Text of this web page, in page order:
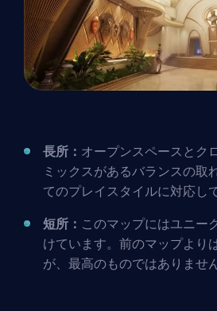
長所： オープンスペースとク
ミックスがあるバランスの取
てのプレイスタイルに対応し
短所： このマップにはユニー
けています。前のマップより
が、最高のものではありません